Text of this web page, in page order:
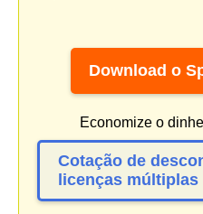
Download o
Economize o
Cotação de
licenças múltiplas